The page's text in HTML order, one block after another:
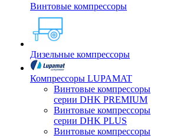
Винтовые компрессоры
Дизельные компрессоры
Компрессоры LUPAMAT
Винтовые компрессоры
серии DHK PREMIUM
Винтовые компрессоры
серии DHK PLUS
Винтовые компрессоры